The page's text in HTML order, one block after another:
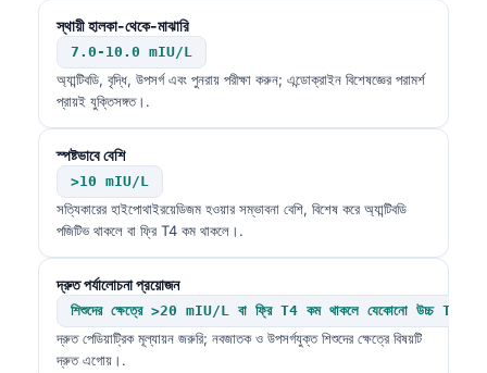
স্থায়ী হালকা-থেকে-মাঝারি
7.0-10.0 mIU/L
অ্যান্টিবডি, বৃদ্ধি, উপসর্গ এবং পুনরায় পরীক্ষা করুন; এন্ডোক্রাইন বিশেষজ্ঞের পরামর্শ
প্রায়ই যুক্তিসঙ্গত।.
স্পষ্টভাবে বেশি
>10 mIU/L
সত্যিকারের হাইপোথাইরয়েডিজম হওয়ার সম্ভাবনা বেশি, বিশেষ করে অ্যান্টিবডি
পজিটিভ থাকলে বা ফ্রি T4 কম থাকলে।.
দ্রুত পর্যালোচনা প্রয়োজন
শিশুদের ক্ষেত্রে >20 mIU/L বা ফ্রি T4 কম থাকলে যেকোনো উচ্চ TSH
দ্রুত পেডিয়াট্রিক মূল্যায়ন জরুরি; নবজাতক ও উপসর্গযুক্ত শিশুদের ক্ষেত্রে বিষয়টি
দ্রুত এগোয়।.